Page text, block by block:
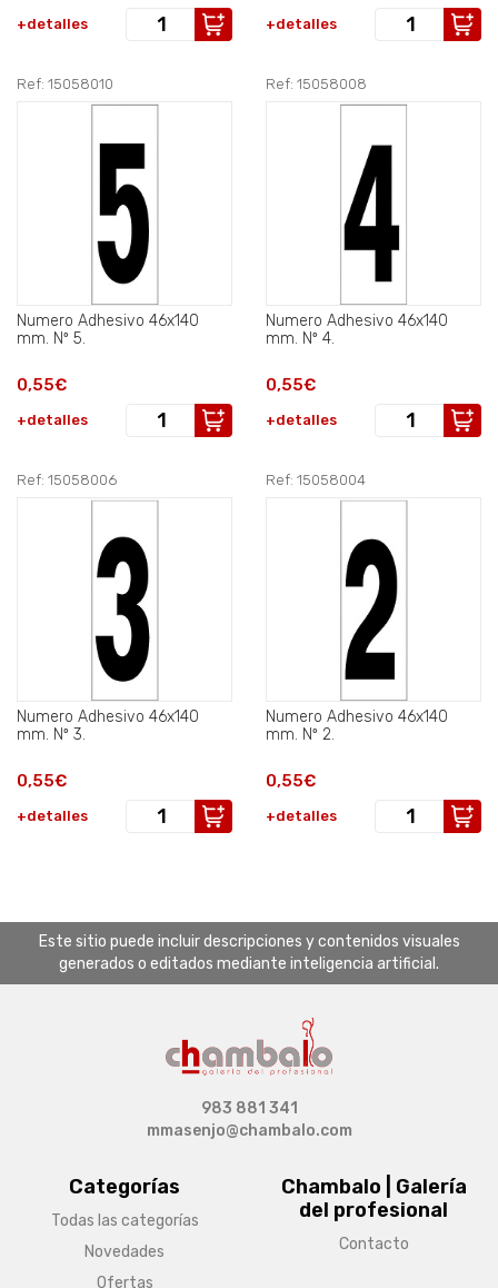
+detalles +detalles
Ref: 15058010
Numero Adhesivo 46x140
mm. Nº 5.
0,55€
+detalles
Ref: 15058008
Numero Adhesivo 46x140
mm. Nº 4.
0,55€
+detalles
Ref: 15058006
Numero Adhesivo 46x140
mm. Nº 3.
0,55€
+detalles
Ref: 15058004
Numero Adhesivo 46x140
mm. Nº 2.
0,55€
+detalles
Este sitio puede incluir descripciones y contenidos visuales
generados o editados mediante inteligencia artificial.
Categorías
Todas las categorías
Novedades
Ofertas
Chambalo | Galería
del profesional
Contacto
983 881 341
mmasenjo@chambalo.com